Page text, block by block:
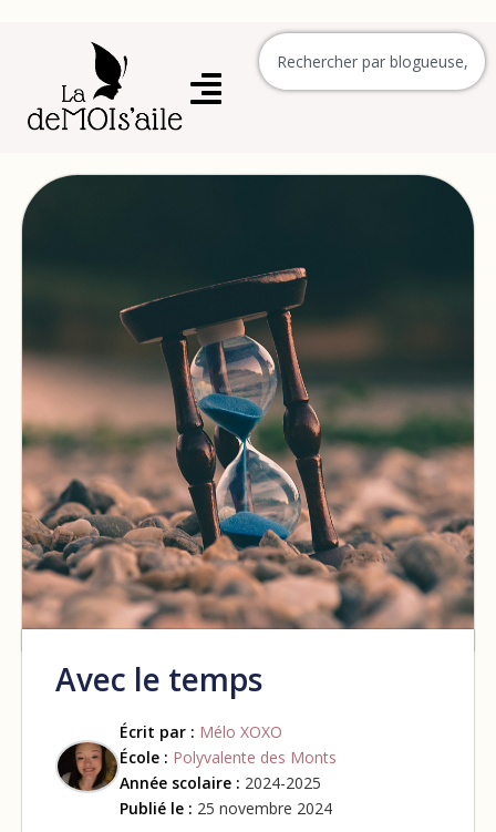
Avec le temps
Écrit par : Mélo XOXO
École : Polyvalente des Monts
Année scolaire : 2024-2025
Publié le : 25 novembre 2024